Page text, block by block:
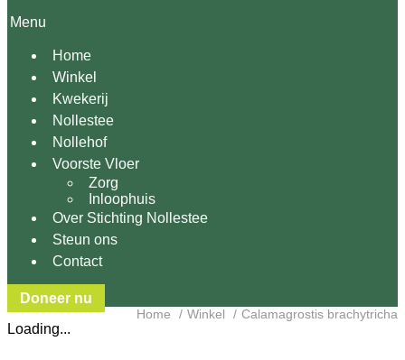
Menu
Home
Winkel
Kwekerij
Nollestee
Nollehof
Voorste Vloer
Zorg
Inloophuis
Over Stichting Nollestee
Steun ons
Contact
Doneer nu
Home Winkel Calamagrostis brachytricha
Loading...